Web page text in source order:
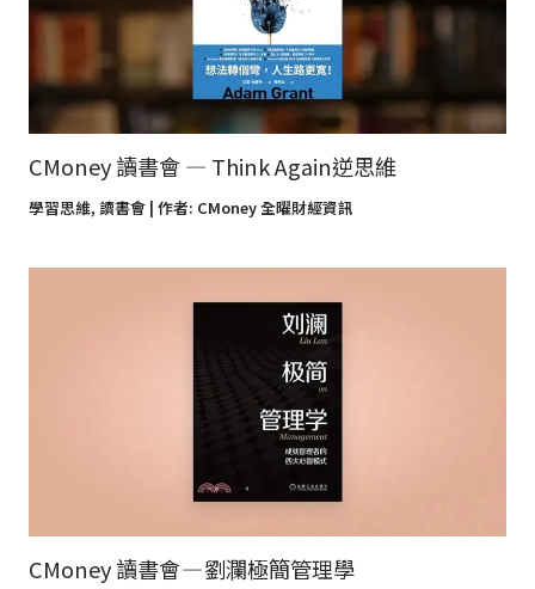
CMoney 讀書會 — Think Again逆思維
學習思維, 讀書會| 作者: CMoney 全曜財經資訊
CMoney 讀書會 — 劉瀾極簡管理學